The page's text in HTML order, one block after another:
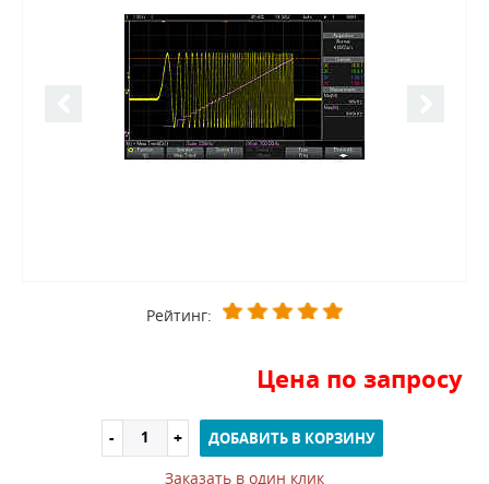
Рейтинг:
Цена по запросу
ДОБАВИТЬ В КОРЗИНУ
Заказать в один клик